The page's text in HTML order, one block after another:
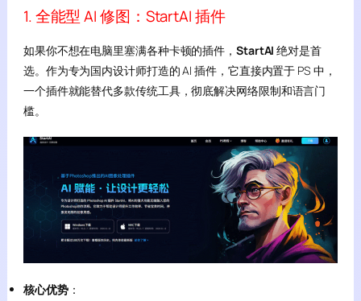
1. 全能型 AI 修图：StartAI 插件
如果你不想在电脑里塞满各种卡顿的插件，StartAI 绝对是首
选。作为专为国内设计师打造的 AI 插件，它直接内置于 PS 中，
一个插件就能替代多款传统工具，彻底解决网络限制和语言门
槛。
核心优势：